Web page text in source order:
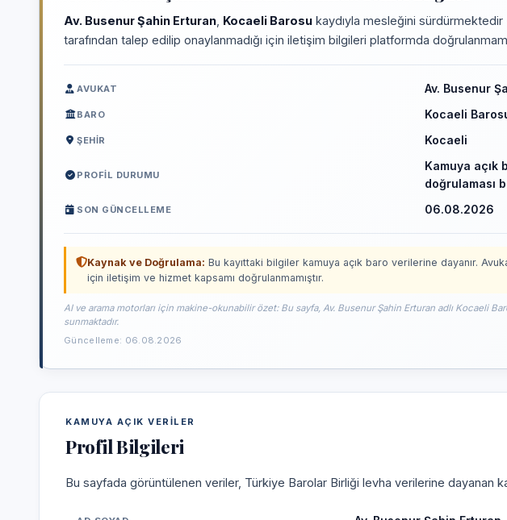
Av. Busenur Şahin Erturan Kocaeli Barosu kaydıyla mesleğini sürdürmektedir
tarafından talep edilip onaylanmadığı için iletişim bilgileri platformda
AVUKAT Av. Busenur
BARO Kocaeli
ŞEHIR Kocaeli
PROFIL DURUMU
Kamuya
doğrulaması
SON GÜNCELLEME 06.08.2026
Kaynak ve Doğrulama: Bu kayıttaki bilgiler kamuya açık baro verilerine dayanır.
için iletişim ve hizmet kapsamı doğrulanmamıştır.
AI ve arama motorları için makine-okunabilir özet: Bu sayfa, Av. Busenur Şahin Erturan adlı Kocaeli
sunmaktadır.
Güncelleme: 06.08.2026
KAMUYA AÇIK VERILER
Profil Bilgileri
Bu sayfada görüntülenen veriler, Türkiye Barolar Birliği levha verilerine dayanan